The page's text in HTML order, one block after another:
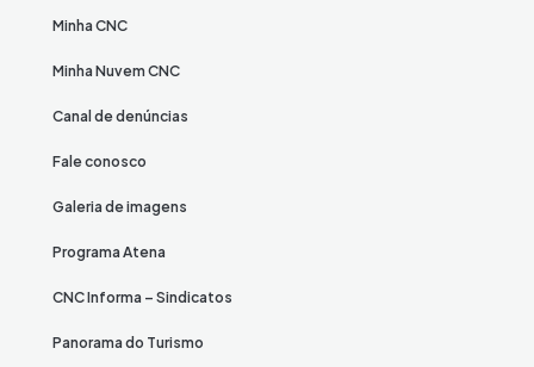
Minha CNC
Minha Nuvem CNC
Canal de denúncias
Fale conosco
Galeria de imagens
Programa Atena
CNC Informa – Sindicatos
Panorama do Turismo